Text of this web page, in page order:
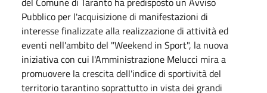
Pubblico per l'acquisizione di manifestazioni di
interesse finalizzate alla realizzazione di attività ed
eventi nell'ambito del "Weekend in Sport", la nuova
iniziativa con cui l'Amministrazione Melucci mira a
promuovere la crescita dell'indice di sportività del
territorio tarantino soprattutto in vista dei grandi